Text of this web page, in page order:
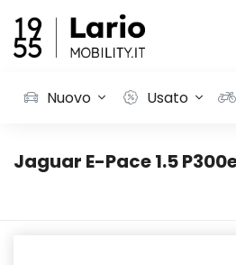
Nuovo Usato
Jaguar E-Pace 1.5